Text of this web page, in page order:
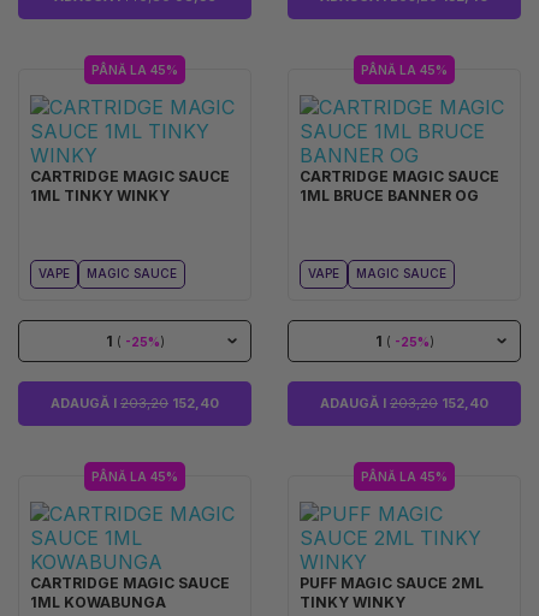
PÂNĂ LA 45%
CARTRIDGE MAGIC SAUCE
1ML TINKY WINKY
VAPE MAGIC SAUCE
1 ( -25%)
ADAUGĂ I 203,20 152,40
PÂNĂ LA 45%
CARTRIDGE MAGIC SAUCE
1ML BRUCE BANNER OG
VAPE MAGIC SAUCE
1 ( -25%)
ADAUGĂ I 203,20 152,40
PÂNĂ LA 45%
CARTRIDGE MAGIC SAUCE
1ML KOWABUNGA
PÂNĂ LA 45%
PUFF MAGIC SAUCE 2ML
TINKY WINKY